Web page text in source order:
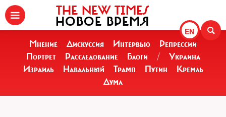
EN
THE NEW TIMES
НОВОЕ ВРЕМЯ
Мнение Дискуссия Интервью
Репрессии
Портрет
Расследование Блоги /
Украина
Израиль
Навальный Трамп Путин
Кремль
Дума